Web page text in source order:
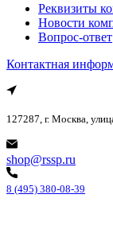
Реквизиты
Новости
Вопрос-ответ
Контактная
127287, г. Москва,
shop@rssp.ru
8 (495) 380-08-39